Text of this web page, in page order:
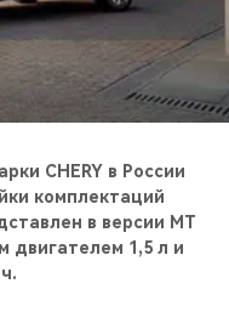
CHERY в России
комплектаций
в версии MT
двигателем 1,5 л и